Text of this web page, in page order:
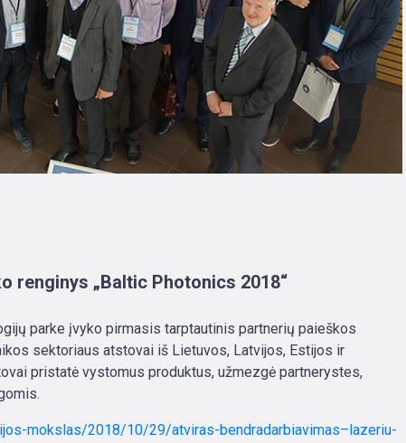
renginys „Baltic Photonics 2018“
parke įvyko pirmasis tarptautinis partnerių paieškos
sektoriaus atstovai iš Lietuvos, Latvijos, Estijos ir
pristatė vystomus produktus, užmezgė partnerystes,
mokslas/2018/10/29/atviras-bendradarbiavimas–lazeriu-